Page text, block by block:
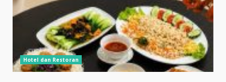
Hotel dan Restoran